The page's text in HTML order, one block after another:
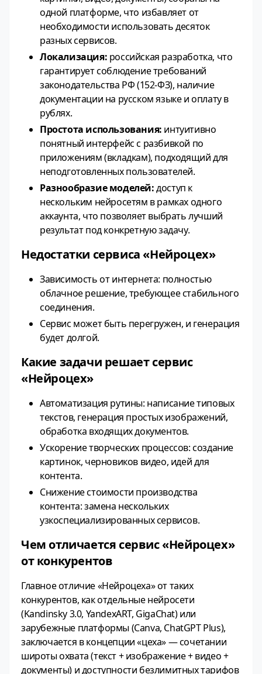
одной платформе, что избавляет от
необходимости использовать десяток
разных сервисов.
Локализация: российская разработка, что
гарантирует соблюдение требований
законодательства РФ (152-ФЗ), наличие
документации на русском языке и оплату в
рублях.
Простота использования: интуитивно
понятный интерфейс с разбивкой по
приложениям (вкладкам), подходящий для
неподготовленных пользователей.
Разнообразие моделей:доступ к
нескольким нейросетям в рамках одного
аккаунта, что позволяет выбрать лучший
результат под конкретную задачу.
Недостатки сервиса «Нейроцех»
Зависимость от интернета: полностью
облачное решение, требующее стабильного
соединения.
Сервис может быть перегружен, и генерация
будет долгой.
Какие задачи решает сервис
«Нейроцех»
Автоматизация рутины: написание типовых
текстов, генерация простых изображений,
обработка входящих документов.
Ускорение творческих процессов: создание
картинок, черновиков видео, идей для
контента.
Снижение стоимости производства
контента: замена нескольких
узкоспециализированных сервисов.
Чем отличается сервис «Нейроцех»
от конкурентов
Главное отличие «Нейроцеха» от таких
конкурентов, как отдельные нейросети
(Kandinsky 3.0, YandexART, GigaChat) или
зарубежные платформы (Canva, ChatGPT Plus),
заключается в концепции «цеха» — сочетании
широты охвата (текст + изображение + видео +
документы) и доступности безлимитных тарифов